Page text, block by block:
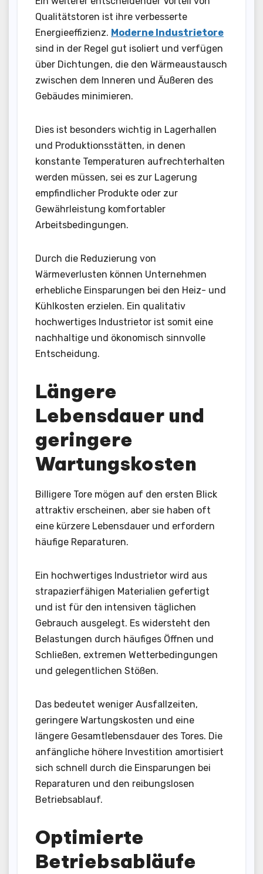
Qualitätstoren ist ihre verbesserte
Energieeffizienz. Moderne Industrietore
sind in der Regel gut isoliert und verfügen
über Dichtungen, die den Wärmeaustausch
zwischen dem Inneren und Äußeren des
Gebäudes minimieren.
Dies ist besonders wichtig in Lagerhallen
und Produktionsstätten, in denen
konstante Temperaturen aufrechterhalten
werden müssen, sei es zur Lagerung
empfindlicher Produkte oder zur
Gewährleistung komfortabler
Arbeitsbedingungen.
Durch die Reduzierung von
Wärmeverlusten können Unternehmen
erhebliche Einsparungen bei den Heiz- und
Kühlkosten erzielen. Ein qualitativ
hochwertiges Industrietor ist somit eine
nachhaltige und ökonomisch sinnvolle
Entscheidung.
Längere
Lebensdauer und
geringere
Wartungskosten
Billigere Tore mögen auf den ersten Blick
attraktiv erscheinen, aber sie haben oft
eine kürzere Lebensdauer und erfordern
häufige Reparaturen.
Ein hochwertiges Industrietor wird aus
strapazierfähigen Materialien gefertigt
und ist für den intensiven täglichen
Gebrauch ausgelegt. Es widersteht den
Belastungen durch häufiges Öffnen und
Schließen, extremen Wetterbedingungen
und gelegentlichen Stößen.
Das bedeutet weniger Ausfallzeiten,
geringere Wartungskosten und eine
längere Gesamtlebensdauer des Tores. Die
anfängliche höhere Investition amortisiert
sich schnell durch die Einsparungen bei
Reparaturen und den reibungslosen
Betriebsablauf.
Optimierte
Betriebsabläufe